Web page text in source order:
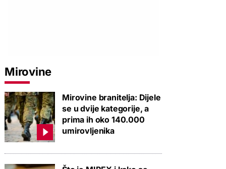
Mirovine
Mirovine branitelja: Dijele
se u dvije kategorije, a
prima ih oko 140.000
umirovljenika